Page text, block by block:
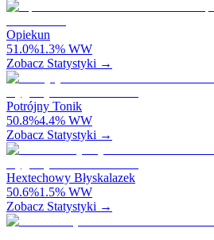
Opiekun
51.0%1.3% WW
Zobacz Statystyki →
Potrójny Tonik
50.8%4.4% WW
Zobacz Statystyki →
Hextechowy Błyskalazek
50.6%1.5% WW
Zobacz Statystyki →